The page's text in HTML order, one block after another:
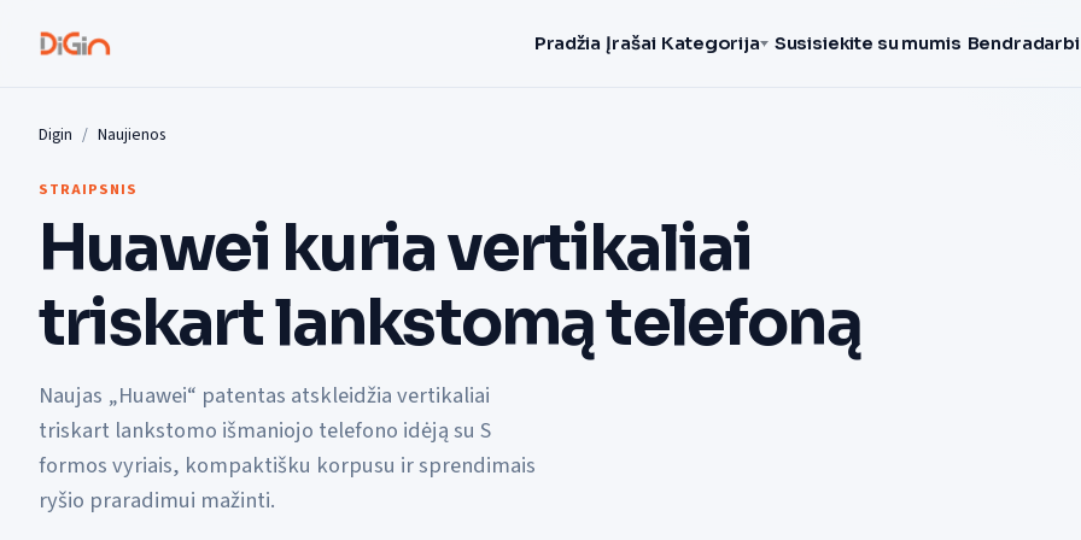
Pradžia Įrašai Kategorija Susisiekite su mumis
Digin Naujienos
STRAIPSNIS
Huawei kuria vertikaliai
triskart lankstomą telefoną
Naujas „Huawei“ patentas atskleidžia vertikaliai
triskart lankstomo išmaniojo telefono idėją su S
formos vyriais, kompaktišku korpusu ir sprendimais
ryšio praradimui mažinti.